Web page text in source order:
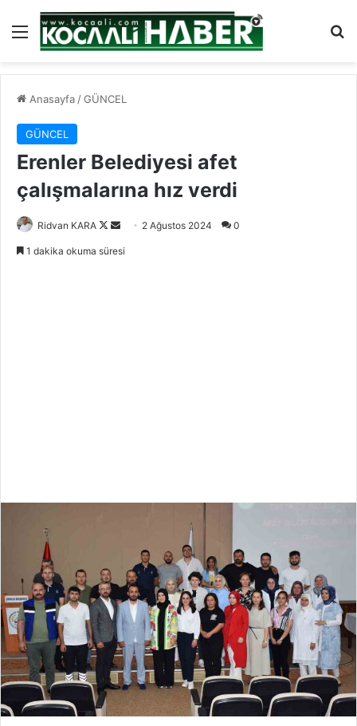
Menü
Anasayfa /GÜNCEL
GÜNCEL
Erenler Belediyesi afet
çalışmalarına hız verdi
Ridvan KARA
Follow
Bir
2 Ağustos 2024 0
1 dakika okuma süresi